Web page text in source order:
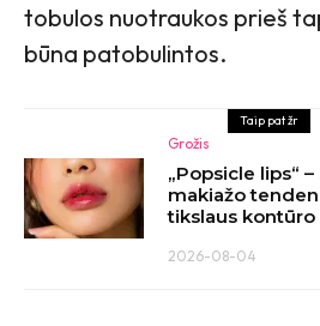
tobulos nuotraukos prieš
būna patobulintos.
Taip pat žr
Grožis
„Popsicle lips“
makiažo
tikslaus kontūro
2026-08-04